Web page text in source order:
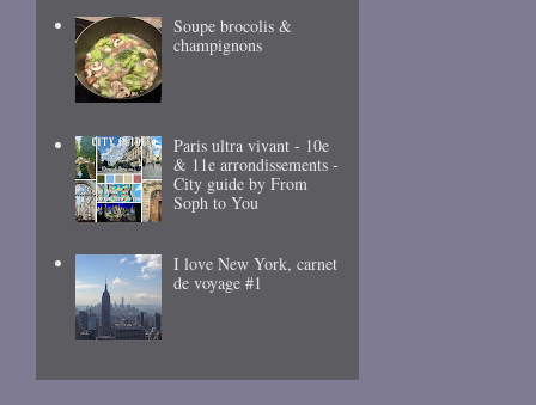
Soupe brocolis &
champignons
Paris ultra vivant - 10e
& 11e arrondissements -
City guide by From
Soph to You
I love New York, carnet
de voyage #1